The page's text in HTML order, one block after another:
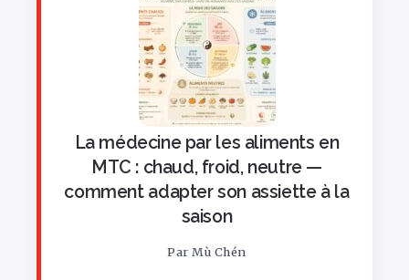
La médecine par les aliments en
MTC : chaud, froid, neutre —
comment adapter son assiette à la
saison
Par Mù Chén